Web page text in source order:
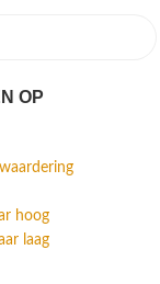
OP
hoog
laag